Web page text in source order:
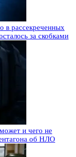
в рассекреченных
за скобками
и чего не
об НЛО